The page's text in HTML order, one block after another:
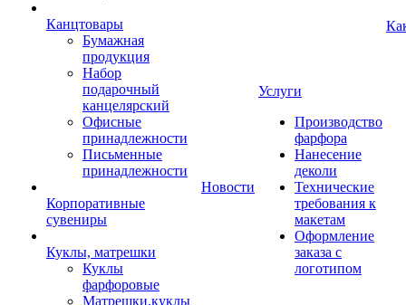
Канцтовары
Бумажная
продукция
Набор
подарочный
канцелярский
Офисные
принадлежности
Письменные
принадлежности
Корпоративные
сувениры
Куклы, матрешки
Куклы
фарфоровые
Матрешки,куклы
Новости
Услуги
Производство
фарфора
Нанесение
деколи
Технические
требования к
макетам
Оформление
заказа с
логотипом